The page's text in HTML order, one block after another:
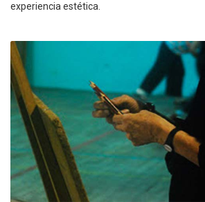
experiencia estética.